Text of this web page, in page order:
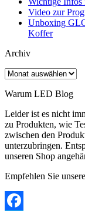
Video zur
Unboxing
Koffer
Archiv
Archiv
Warum LED Blog
Leider ist es nicht
zu Produkten, wie
zwischen den
unterzubringen.
unseren Shop
Empfehlen Sie